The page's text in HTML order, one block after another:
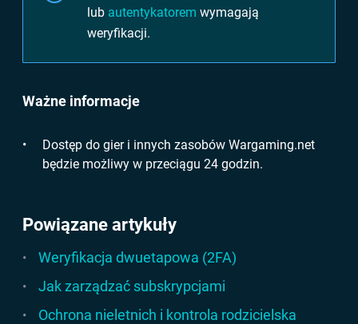
lub autentykatorem wymagają
weryfikacji.
Ważne informacje
Dostęp do gier i innych zasobów Wargaming.net
będzie możliwy w przeciągu 24 godzin.
Powiązane artykuły
Weryfikacja dwuetapowa (2FA)
Jak zarządzać subskrypcjami
Ochrona nieletnich i kontrola rodzicielska